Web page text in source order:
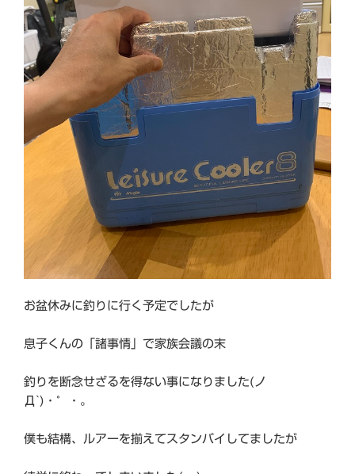
お盆休みに釣りに行く予定でしたが
息子くんの「諸事情」で家族会議の末
釣りを断念せざるを得ない事になりました(ノ
Д`)・゜・。
僕も結構、ルアーを揃えてスタンバイしてましたが